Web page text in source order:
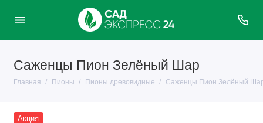
Саженцы Пион Зелёный Шар
Главная Пионы Пионы древовидные Саженцы Пион Зелёный
Акция